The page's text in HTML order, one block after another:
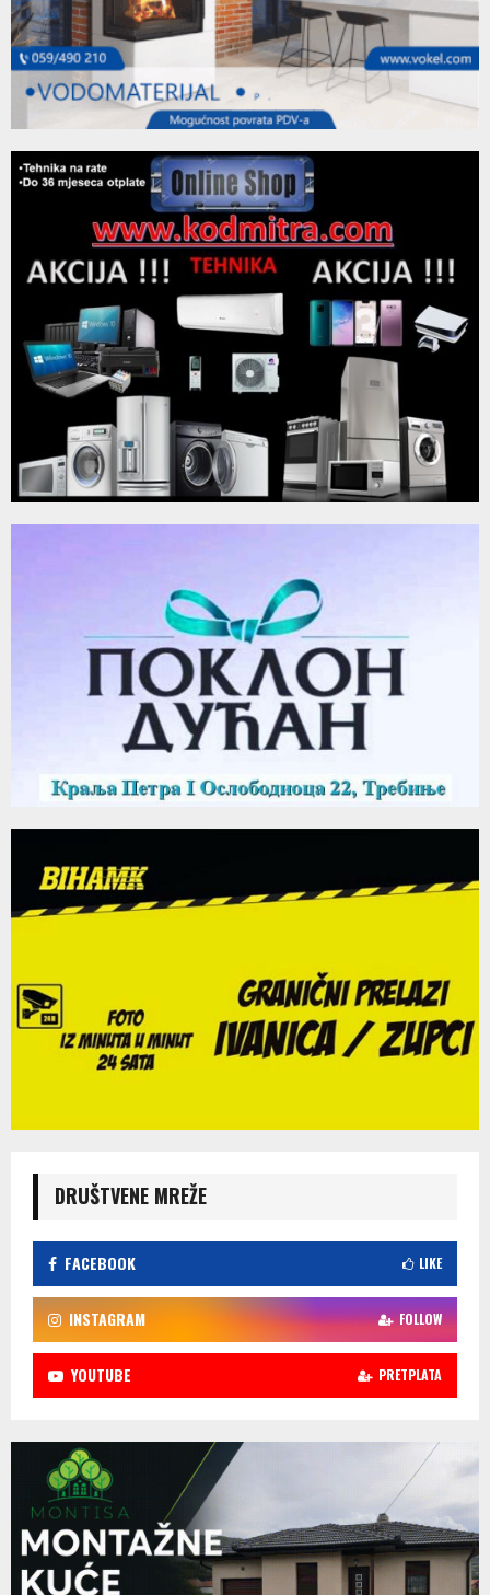
DRUŠTVENE MREŽE
FACEBOOK LIKE
INSTAGRAM FOLLOW
YOUTUBE PRETPLATA